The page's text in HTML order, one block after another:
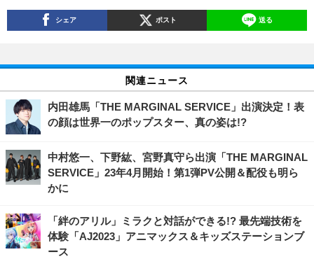
シェア ポスト 送る
関連ニュース
内田雄馬「THE MARGINAL SERVICE」出演決定！表
の顔は世界一のポップスター、真の姿は!?
中村悠一、下野紘、宮野真守ら出演「THE MARGINAL
SERVICE」23年4月開始！第1弾PV公開＆配役も明ら
かに
「絆のアリル」ミラクと対話ができる!? 最先端技術を
体験「AJ2023」アニマックス＆キッズステーションブ
ース